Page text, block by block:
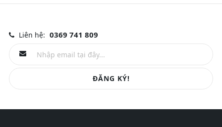
Liên hệ: 0369 741 809
ĐĂNG KÝ!